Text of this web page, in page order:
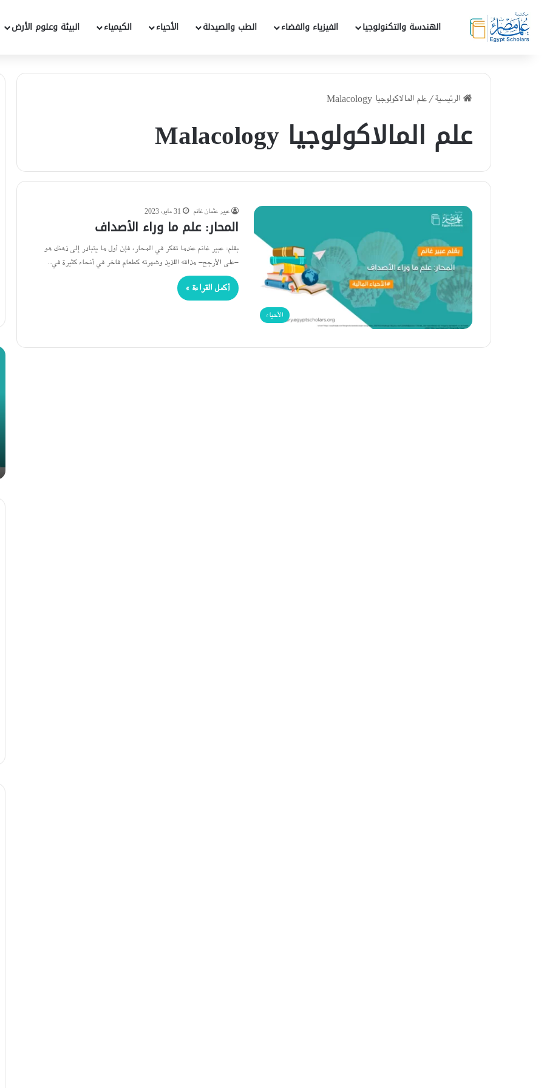
الهندسة والتكنولوجيا الفيزياء والفضاء الطب والصيدلة الأحياء الكيمياء البيئة وعلوم الأرض
الرئيسية/علم المالاكولوجيا Malacology
علم المالاكولوجيا Malacology
الأحياء
عبير عثمان غانم 31 مايو، 2023
المحار: علم ما وراء الأصداف
بقلم: عبير غانم عندما تفكر في المحار، فإن أول ما يتبادر إلى ذهنك هو
-على الأرجح- مذاقه اللذيذ وشهرته كطعام فاخر في أنحاء كثيرة في…
أكمل القراءة »